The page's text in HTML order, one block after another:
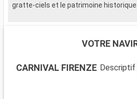
gratte-ciels et le patrimoine historique
de cultures, d'art et d'histoire.
avec ses écrans géants, Central Park,
VOTRE
CARNIVAL FIRENZE Descriptif